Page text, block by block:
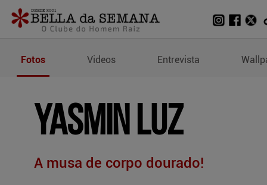
Fotos de Yasmin Luz
Fotos Videos Entrevista
YASMIN LUZ
A musa de corpo dourado!